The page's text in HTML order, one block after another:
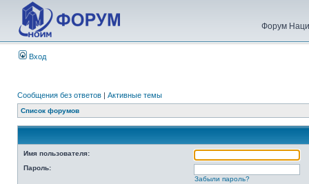
Форум
Вход
Сообщения без ответов | Активные темы
Список форумов
Имя пользователя:
Пароль:
Забыли пароль?